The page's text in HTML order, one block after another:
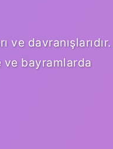
ve davranışlarıdır.
ve bayramlarda